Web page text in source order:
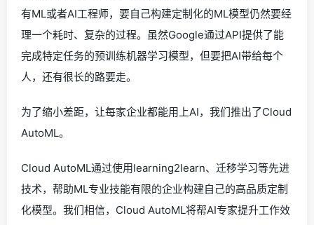
有ML或者AI工程师，要自己构建定制化的ML模型仍然要经
理一个耗时、复杂的过程。虽然Google通过API提供了能
完成特定任务的预训练机器学习模型，但要把AI带给每个
人，还有很长的路要走。
为了缩小差距，让每家企业都能用上AI，我们推出了Cloud
AutoML。
Cloud AutoML通过使用learning2learn、迁移学习等先进
技术，帮助ML专业技能有限的企业构建自己的高品质定制
化模型。我们相信，Cloud AutoML将帮AI专家提升工作效